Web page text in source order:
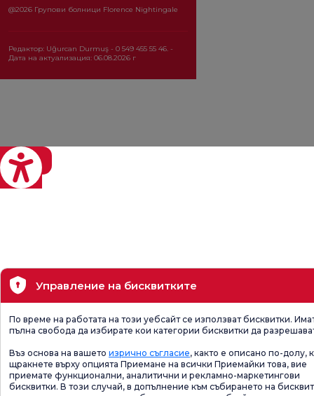
@2026 Групови болници Florence Nightingale
Редактор: Uğurcan Durmuş - 0 549 455 55 46. -
Дата на актуализация: 06.08.2026 г
Управление на бисквитките
По време на работата на този уебсайт се използват бисквитки.
пълна свобода да избирате кои категории бисквитки да
Въз основа на вашето изрично съгласие, както е описано по-долу,
щракнете върху опцията Приемане на всички Приемайки това, вие
приемате функционални, аналитични и рекламно-маркетингови
бисквитки. В този случай, в допълнение към събирането на